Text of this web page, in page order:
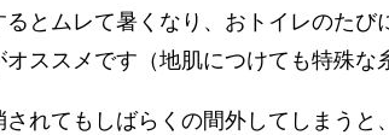
とムレて暑くなり、おトイレのた
ススメです（地肌につけても特殊な
れてもしばらくの間外してしまう